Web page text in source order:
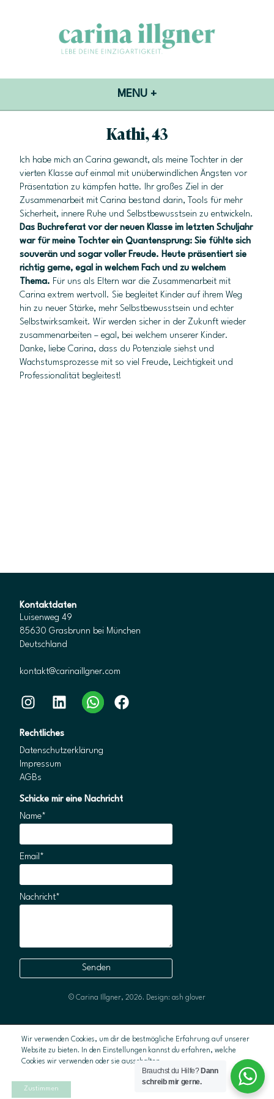
MENU +
Kathi, 43
Ich habe mich an Carina gewandt, als meine Tochter in der
vierten Klasse auf einmal mit unüberwindlichen Ängsten vor
Präsentation zu kämpfen hatte. Ihr großes Ziel in der
Zusammenarbeit mit Carina bestand darin, Tools für mehr
Sicherheit, innere Ruhe und Selbstbewusstsein zu entwickeln.
Das Buchreferat vor der neuen Klasse im letzten Schuljahr
war für meine Tochter ein Quantensprung: Sie fühlte sich
souverän und sogar voller Freude. Heute präsentiert sie
richtig gerne, egal in welchem Fach und zu welchem
Thema. Für uns als Eltern war die Zusammenarbeit mit
Carina extrem wertvoll. Sie begleitet Kinder auf ihrem Weg
hin zu neuer Stärke, mehr Selbstbewusstsein und echter
Selbstwirksamkeit. Wir werden sicher in der Zukunft wieder
zusammenarbeiten – egal, bei welchem unserer Kinder.
Danke, liebe Carina, dass du Potenziale siehst und
Wachstumsprozesse mit so viel Freude, Leichtigkeit und
Professionalität begleitest!
Kontaktdaten
Luisenweg 49
85630 Grasbrunn bei München
Deutschland
kontakt@carinaillgner.com
InstagramLinkedIn WhatsAppFacebook
Rechtliches
Datenschutzerklärung
Impressum
AGBs
Schicke mir eine Nachricht
Name*
Email*
Nachricht*
© Carina Illgner, 2026. Design: ash glover
Wir verwenden Cookies, um dir die bestmögliche Erfahrung auf unserer
Website zu bieten. In den Einstellungen kannst du erfahren, welche
Cookies wir verwenden oder sie ausschalten.
Zustimmen
Brauchst du Hilfe? Dann
schreib mir gerne.